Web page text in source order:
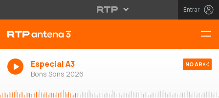
Entrar
Especial A3
Bons Sons 2026
NO AR